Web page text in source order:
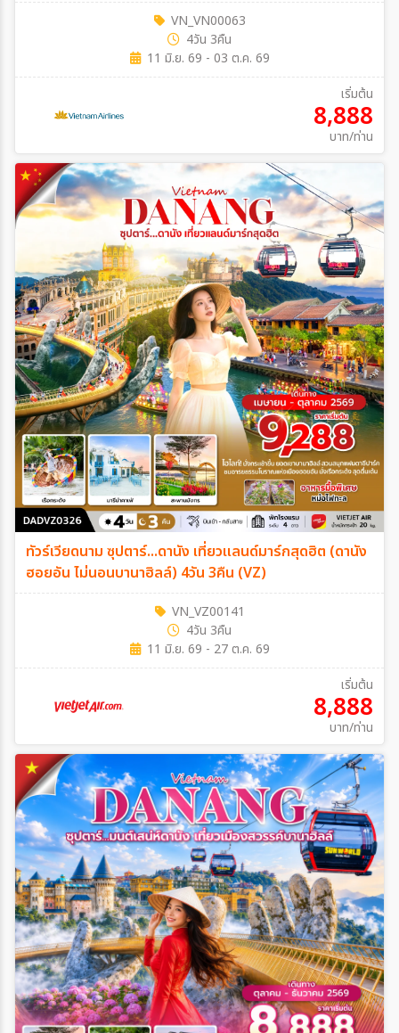
VN_VN00063
4วัน 3คืน
11 มิ.ย. 69 - 03 ต.ค. 69
เริ่มต้น
8,888
บาท/ท่าน
ทัวร์เวียดนาม ซุปตาร์...ดานัง เที่ยวแลนด์มาร์กสุดฮิต (ดานัง
ฮอยอัน ไม่นอนบานาฮิลล์) 4วัน 3คืน (VZ)
VN_VZ00141
4วัน 3คืน
11 มิ.ย. 69 - 27 ต.ค. 69
เริ่มต้น
8,888
บาท/ท่าน